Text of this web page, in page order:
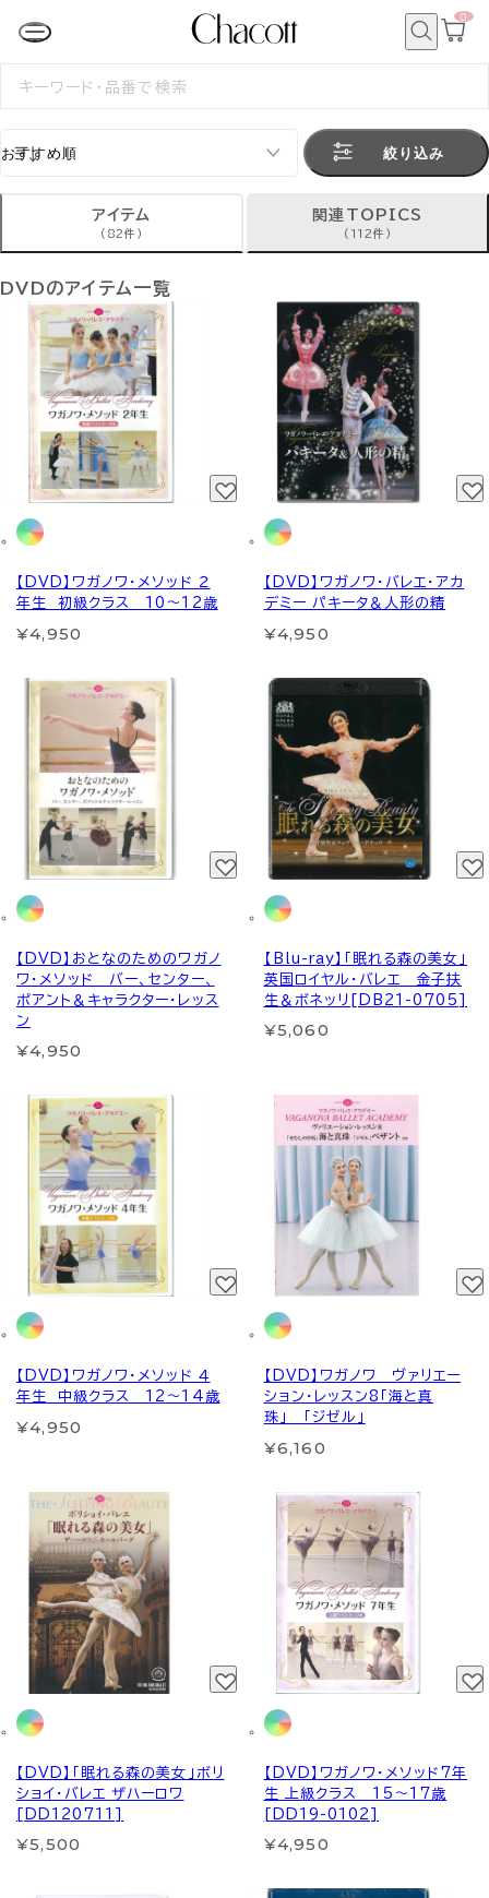
カ
0
検
絞り込み
アイテム
(82件)
関連TOPICS
(112件)
DVDのアイテム一覧
【DVD】ワガノワ・メソッド ２
年生 初級クラス 10～12歳
¥4,950
【DVD】ワガノワ・バレエ・アカ
デミー パキータ＆人形の精
¥4,950
【DVD】おとなのためのワガノ
ワ・メソッド バー、センター、
ポアント＆キャラクター・レッス
ン
¥4,950
【Blu-ray】「眠れる森の美女」
英国ロイヤル・バレエ 金子扶
生＆ボネッリ[DB21-0705]
¥5,060
【DVD】ワガノワ・メソッド ４
年生 中級クラス 12～14歳
¥4,950
【DVD】ワガノワ ヴァリエー
ション・レッスン8「海と真
珠」 「ジゼル」
¥6,160
【DVD】「眠れる森の美女」ボリ
ショイ・バレエ ザハーロワ
[DD120711]
¥5,500
【DVD】ワガノワ・メソッド7年
生 上級クラス 15～17歳
[DD19-0102]
¥4,950